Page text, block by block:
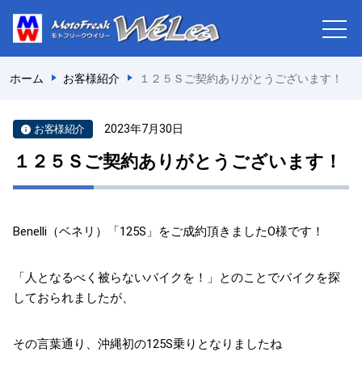
ホーム お客様紹介 １２５Ｓご契約ありがとうございます！
お客様紹介 2023年7月30日
１２５Ｓご契約ありがとうございます！
Benelli（ベネリ）「125S」をご成約頂きましたO様です！
「人となるべく被らないバイクを！」とのことでバイクを探
しておられましたが、
その言葉通り、沖縄初の125S乗りとなりましたね